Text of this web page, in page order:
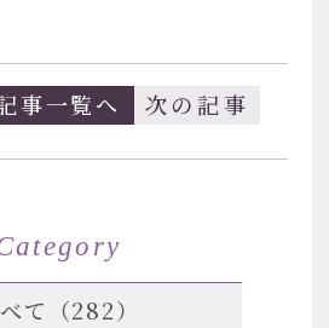
事一覧へ 次の記事
て（282）